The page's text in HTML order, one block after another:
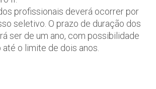
profissionais deverá ocorrer por
seletivo. O prazo de duração dos
ser de um ano, com possibilidade
o limite de dois anos.